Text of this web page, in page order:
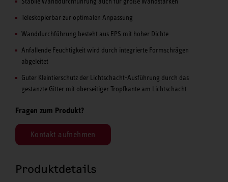
Teleskopierbar zur optimalen Anpassung
Wanddurchführung besteht aus EPS mit hoher Dichte
Anfallende Feuchtigkeit wird durch integrierte Formschrägen
abgeleitet
Guter Kleintierschutz der Lichtschacht-Ausführung durch das
gestanzte Gitter mit oberseitiger Tropfkante am Lichtschacht
Fragen zum Produkt?
Kontakt aufnehmen
Produktdetails